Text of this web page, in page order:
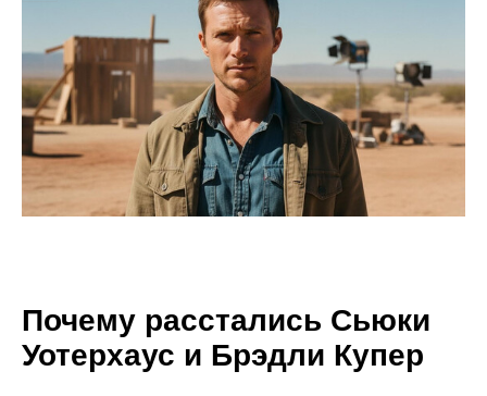
Почему расстались Сьюки
Уотерхаус и Брэдли Купер